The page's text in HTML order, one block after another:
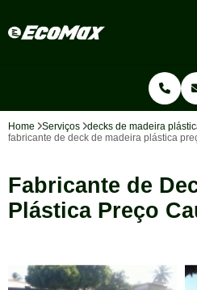
Home Serviços decks de madeira
fabricante de deck de madeira plástica
Fabricante de
Plástica Preço